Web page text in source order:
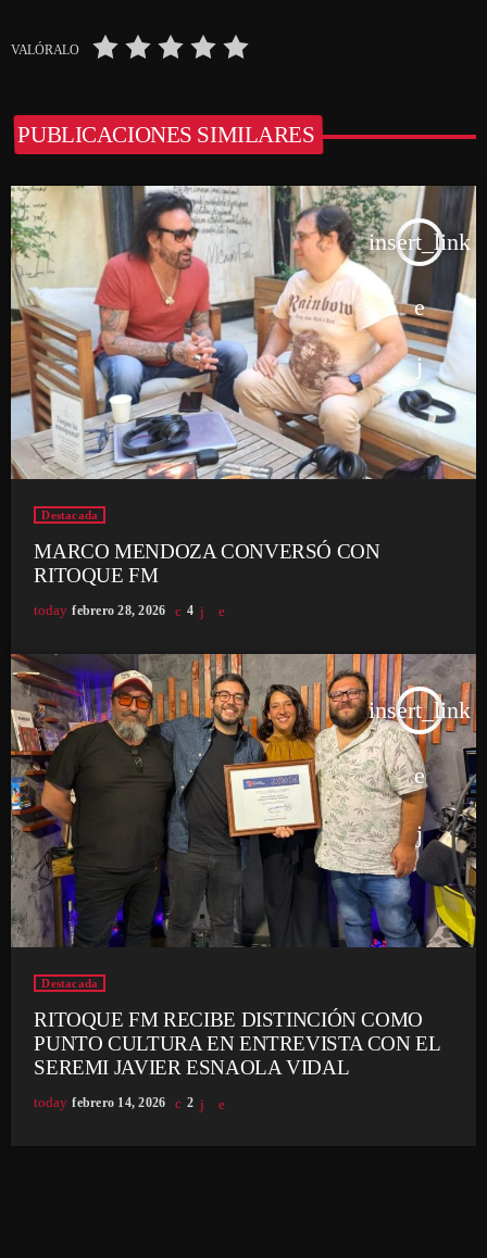
VALÓRALO
PUBLICACIONES SIMILARES
insert_link
Destacada
MARCO MENDOZA CONVERSÓ CON
RITOQUE FM
today febrero 28, 2026 4
insert_link
Destacada
RITOQUE FM RECIBE DISTINCIÓN COMO
PUNTO CULTURA EN ENTREVISTA CON EL
SEREMI JAVIER ESNAOLA VIDAL
today febrero 14, 2026 2